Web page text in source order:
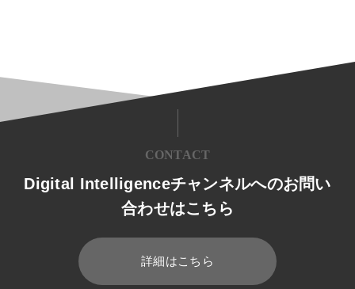
CONTACT
Digital Intelligenceチャンネルへのお問い
合わせはこちら
詳細はこちら